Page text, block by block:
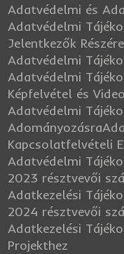
Adatvédelmi és
Adatvédelmi
Jelentkezők Részére
Adatvédelmi
Adatvédelmi
Képfelvétel és
Adatvédelmi
Adományozásra
Kapcsolatfelvételi
Adatvédelmi
2023 résztvevői
Adatkezelési
2024 résztvevői
Adatkezelési
Projekthez